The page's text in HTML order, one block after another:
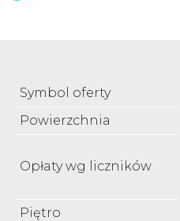
Symbol oferty
Powierzchnia
Opłaty wg liczników
Piętro